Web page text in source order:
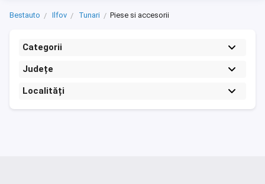
Bestauto Ilfov Tunari Piese si accesorii
Categorii
Județe
Localități